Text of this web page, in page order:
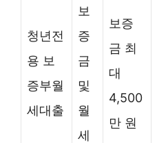
청년전
용 보
증부월
세대출
보
증
금
및
월
세
보증
금 최
대
4,500
만 원